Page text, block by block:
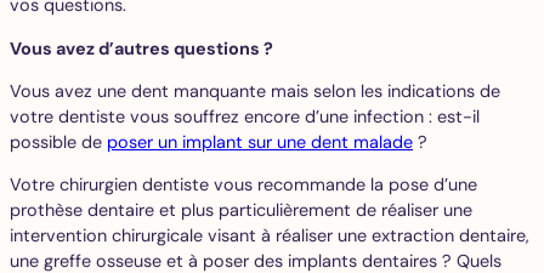
vos questions.
Vous avez d’autres questions ?
Vous avez une dent manquante mais selon les indications de
votre dentiste vous souffrez encore d’une infection : est-il
possible de poser un implant sur une dent malade ?
Votre chirurgien dentiste vous recommande la pose d’une
prothèse dentaire et plus particulièrement de réaliser une
intervention chirurgicale visant à réaliser une extraction dentaire,
une greffe osseuse et à poser des implants dentaires ? Quels